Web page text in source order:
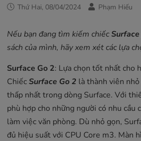
Thứ Hai, 08/04/2024 Phạm Hiếu
Nếu bạn đang tìm kiếm chiếcSurface
sách của mình, hãy xem xét các lựa
Surface Go 2: Lựa chọn tốt nhất cho
ChiếcSurface Go 2 là thành viên
thấp nhất trong dòng Surface. Với
phù hợp cho những người có nhu cầu
làm việc văn phòng. Dù nhỏ gọn,
đủ hiệu suất với CPU Core m3. Màn